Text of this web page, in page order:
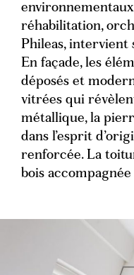
réhabilitation,
Phileas, intervient
En façade, les
déposés et
vitrées qui
métallique, la
dans l’esprit
renforcée. La
bois